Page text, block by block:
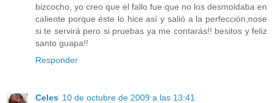
bizcocho, yo creo que el fallo fue que no los desmoldaba en
caliente porque éste lo hice así y salió a la perfección,nose
si te servirá pero si pruebas ya me contarás!! besitos y feliz
santo guapa!!
Responder
Celes 10 de octubre de 2009 a las 13:41